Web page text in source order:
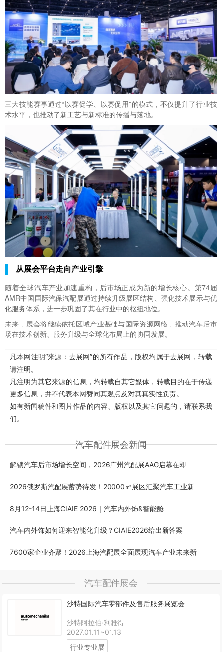
三大技能赛事通过“以赛促学、以赛促用”的模式，不仅提升了行业技
术水平，也推动了新工艺与新标准的传播与落地。
从展会平台走向产业引擎
随着全球汽车产业加速重构，后市场正成为新的增长核心。第74届
AMR中国国际汽保汽配展通过持续升级展区结构、强化技术展示与优
化服务体系，进一步巩固了其在行业中的枢纽地位。
未来，展会将继续依托区域产业基础与国际资源网络，推动汽车后市
场在技术创新、服务升级与全球化布局上的协同发展。
凡本网注明“来源：去展网”的所有作品，版权均属于去展网，转载
请注明。
凡注明为其它来源的信息，均转载自其它媒体，转载目的在于传递
更多信息，并不代表本网赞同其观点及对其真实性负责。
如有新闻稿件和图片作品的内容、版权以及其它问题的，请联系我
们。
汽车配件展会新闻
解锁汽车后市场增长空间，2026广州汽配展AAG启幕在即
2026俄罗斯汽配展蓄势待发！20000㎡展区汇聚汽车工业新
8月12-14日上海CIAIE 2026｜汽车内外饰&智能舱
汽车内外饰如何迎来智能化升级？CIAIE2026给出新答案
7600家企业齐聚！2026上海汽配展全面展现汽车产业未来新
汽车配件展会
沙特国际汽车零部件及售后服务展览会
沙特阿拉伯·利雅得
2027.01.11~01.13
行业专业展